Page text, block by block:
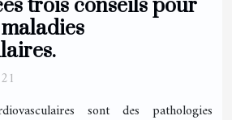
trois conseils pour
sont des pathologies